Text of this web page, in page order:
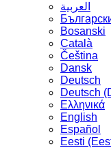
العربية
Bosanski
Сatalà
Čeština
Dansk
Deutsch
Deutsch
Ελληνικά
English
Español
Eesti